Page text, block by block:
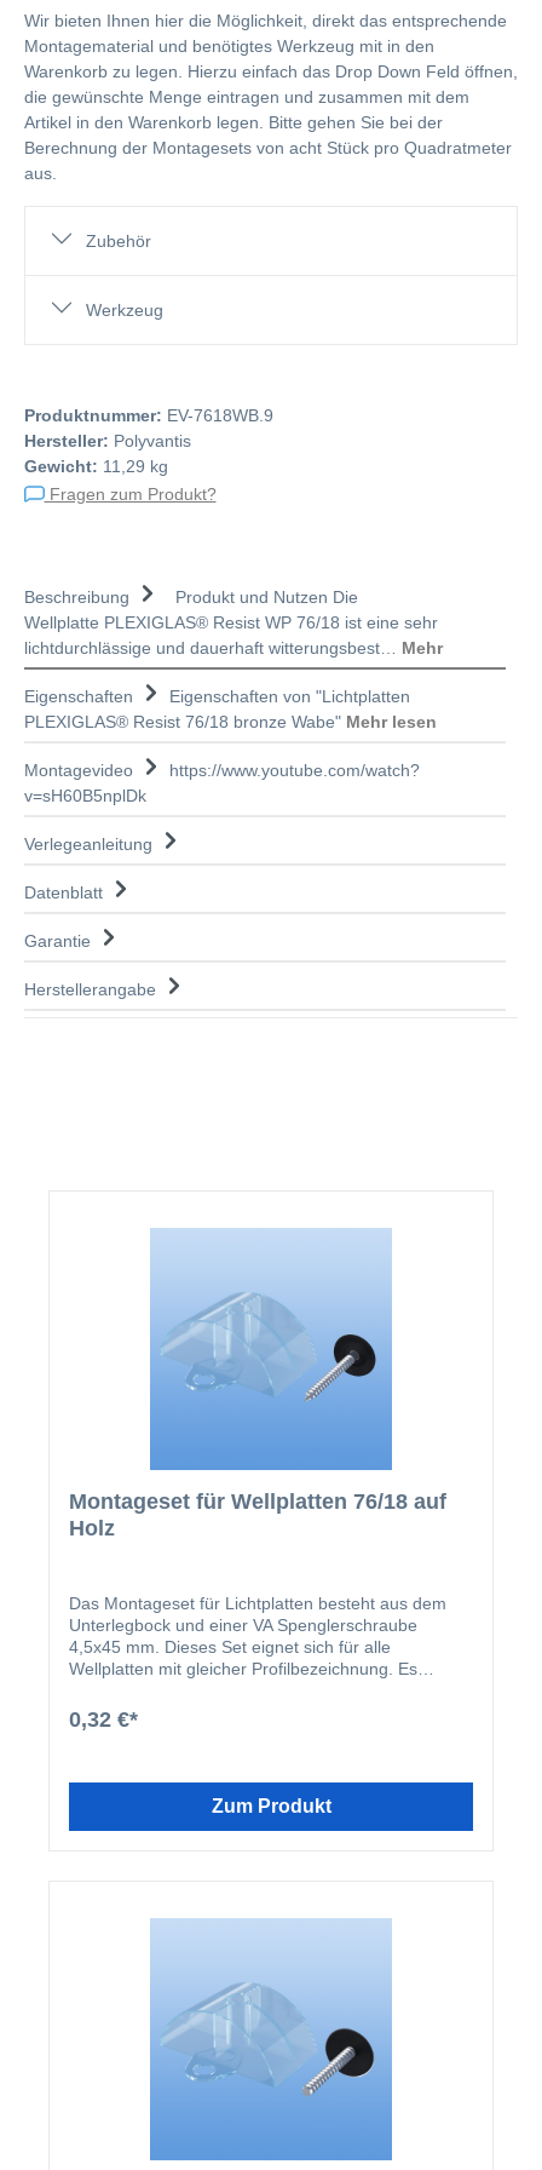
Wir bieten Ihnen hier die Möglichkeit, direkt das entsprechende
Montagematerial und benötigtes Werkzeug mit in den
Warenkorb zu legen. Hierzu einfach das Drop Down Feld öffnen,
die gewünschte Menge eintragen und zusammen mit dem
Artikel in den Warenkorb legen. Bitte gehen Sie bei der
Berechnung der Montagesets von acht Stück pro Quadratmeter
aus.
Zubehör
Werkzeug
Produktnummer: EV-7618WB.9
Hersteller: Polyvantis
Gewicht: 11,29 kg
Fragen zum Produkt?
Beschreibung
Produkt und Nutzen Die
Wellplatte PLEXIGLAS® Resist WP 76/18 ist eine sehr
lichtdurchlässige und dauerhaft witterungsbest… Mehr
Eigenschaften
Eigenschaften von "Lichtplatten
PLEXIGLAS® Resist 76/18 bronze Wabe" Mehr lesen
Montagevideo
https://www.youtube.com/watch?
v=sH60B5nplDk
Verlegeanleitung
Datenblatt
Garantie
Herstellerangabe
Montageset für Wellplatten 76/18 auf
Holz
Das Montageset für Lichtplatten besteht aus dem
Unterlegbock und einer VA Spenglerschraube
4,5x45 mm. Dieses Set eignet sich für alle
Wellplatten mit gleicher Profilbezeichnung. Es
beachten Sie, dass die Schraubenlöcher in den
Platten 3 mm größer vorgebohrt werden müssen.
0,32 €*
Zum Produkt